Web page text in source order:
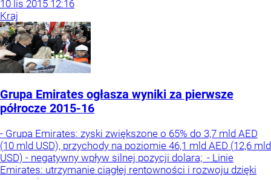
10 lis 2015 12:16
Kraj
Grupa Emirates ogłasza wyniki za pierwsze
półrocze 2015-16
- Grupa Emirates: zyski zwiększone o 65% do 3,7 mld AED
(10 mld USD), przychody na poziomie 46,1 mld AED (12,6 mld
USD) - negatywny wpływ silnej pozycji dolara; - Linie
Emirates: utrzymanie ciągłej rentowności i rozwoju dzięki